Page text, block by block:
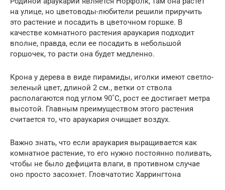
на улице, но цветоводы-любители решили приручить
это растение и посадить в цветочном горшке. В
качестве комнатного растения араукария подходит
вполне, правда, если ее посадить в небольшой
горшочек, то расти она будет медленно.
Крона у дерева в виде пирамиды, иголки имеют светло-
зеленый цвет, длиной 2 см., ветки от ствола
располагаются под углом 90˚С, рост ее достигает метра
высотой. Главным преимуществом этого растения
считается то, что араукария очищает воздух.
Важно знать, что если араукария выращивается как
комнатное растение, то его нужно постоянно поливать,
чтобы не было дефицита влаги, в противном случае
оно просто засохнет. Гловчатотис Харрингтона